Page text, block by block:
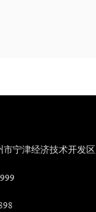
宁津经济技术开发区